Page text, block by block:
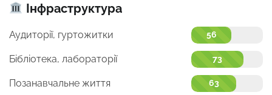
Інфраструктура
Аудиторії, гуртожитки 56
Бібліотека, лабораторії 73
Позанавчальне життя 63